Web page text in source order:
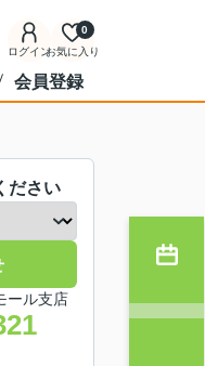
ログインお気に入り
0
会員登録
ださい
ール支店